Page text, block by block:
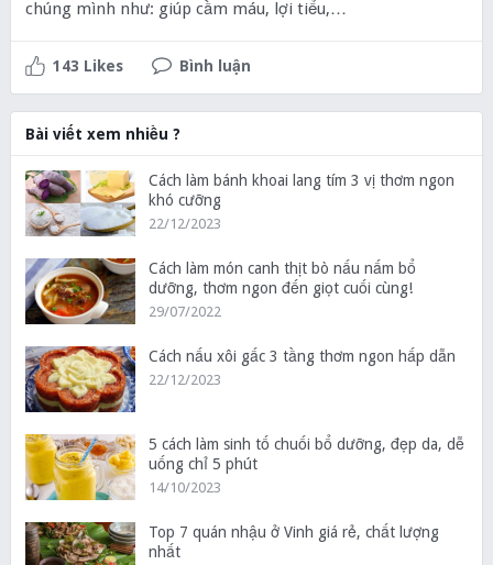
chúng mình như: giúp cầm máu, lợi tiểu,…
143 Likes Bình luận
Bài viết xem nhiều ?
Cách làm bánh khoai lang tím 3 vị thơm ngon
khó cưỡng
22/12/2023
Cách làm món canh thịt bò nấu nấm bổ
dưỡng, thơm ngon đến giọt cuối cùng!
29/07/2022
Cách nấu xôi gấc 3 tầng thơm ngon hấp dẫn
22/12/2023
5 cách làm sinh tố chuối bổ dưỡng, đẹp da, dễ
uống chỉ 5 phút
14/10/2023
Top 7 quán nhậu ở Vinh giá rẻ, chất lượng
nhất